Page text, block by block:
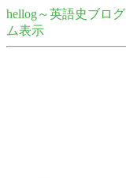
hellog～英語史ブログ
ム表示